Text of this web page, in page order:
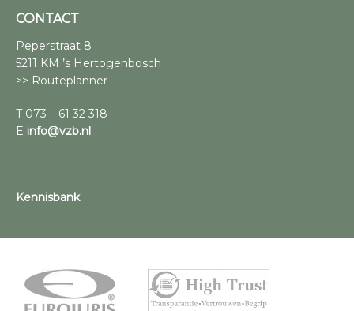
CONTACT
Peperstraat 8
5211 KM ’s Hertogenbosch
>> Routeplanner
T 073 – 61 32 318
E info@vzb.nl
Kennisbank